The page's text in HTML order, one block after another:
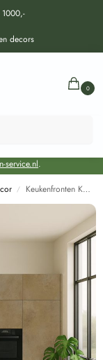
decors
0
een EXTRA
levertijd.
service.nl.
/ Keukenfronten Kito Brons (F76110 SD) voor IKEA Metod